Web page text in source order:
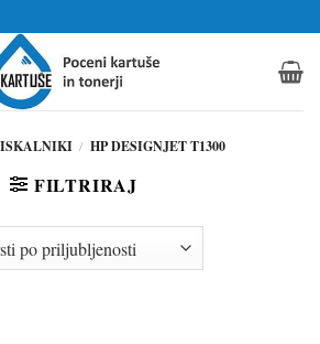
/ HP DESIGNJET T1300
FILTRIRAJ